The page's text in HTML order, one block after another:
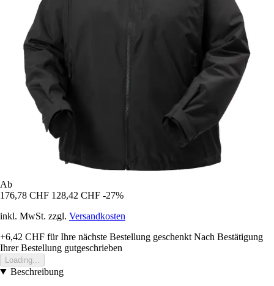
Ab
176,78 CHF 128,42 CHF -27%
inkl. MwSt. zzgl. Versandkosten
+6,42 CHF für Ihre nächste Bestellung geschenkt Nach Bestätigung
Ihrer Bestellung gutgeschrieben
Loading...
Beschreibung